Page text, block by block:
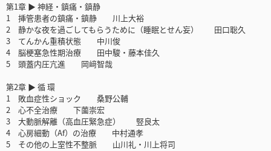
第1章 ▶ 神経・鎮痛・鎮静
1 挿管患者の鎮痛・鎮静 川上大裕
2 静かな夜を過ごしてもらうために（睡眠とせん妄） 田口聡久
3 てんかん重積状態 中川俊
4 脳梗塞急性期治療 田中駿・藤本佳久
5 頭蓋内圧亢進 岡﨑智哉
第2章 ▶ 循 環
1 敗血症性ショック 桑野公輔
2 心不全治療 下薗崇宏
3 大動脈解離（高血圧緊急症） 竪良太
4 心房細動（Af）の治療 中村通孝
5 その他の上室性不整脈 山川礼・川上将司